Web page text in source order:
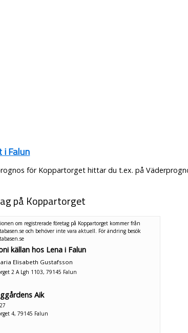
i Falun
för Koppartorget hittar du t.ex. på
på Koppartorget
om registrerade företag på Koppartorget kommer från
och behöver inte vara aktuell. För ändring besök
källan hos Lena i Falun
Elisabeth Gustafsson
2 A Lgh 1103, 79145 Falun
Aik
4, 79145 Falun